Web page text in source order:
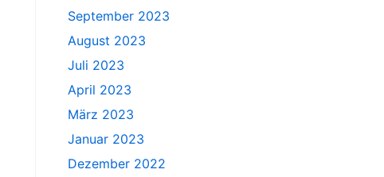
September 2023
August 2023
Juli 2023
April 2023
März 2023
Januar 2023
Dezember 2022